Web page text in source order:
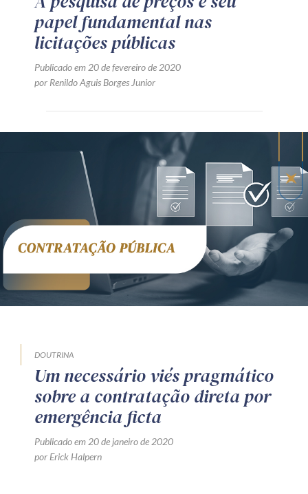
papel fundamental nas
licitações públicas
Publicado em 20 de fevereiro de 2020
por Renildo Aguis Borges Junior
DOUTRINA
Um necessário viés pragmático
sobre a contratação direta por
emergência ficta
Publicado em 20 de janeiro de 2020
por Erick Halpern